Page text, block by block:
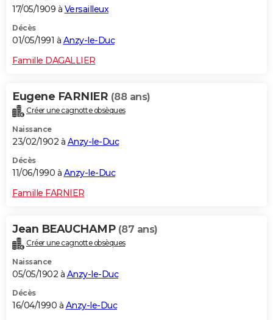
17/05/1909 à Versailleux
Décès
01/05/1991 à Anzy-le-Duc
Famille DAGALLIER
Eugene FARNIER (88 ans)
Créer une cagnotte obsèques
Naissance
23/02/1902 à Anzy-le-Duc
Décès
11/06/1990 à Anzy-le-Duc
Famille FARNIER
Jean BEAUCHAMP (87 ans)
Créer une cagnotte obsèques
Naissance
05/05/1902 à Anzy-le-Duc
Décès
16/04/1990 à Anzy-le-Duc